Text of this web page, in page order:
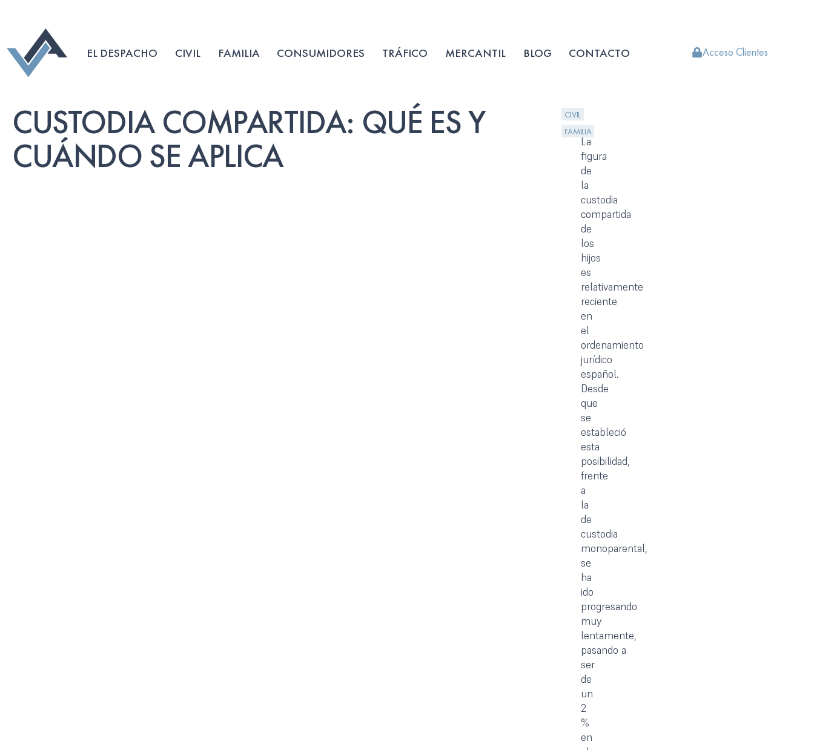
EL DESPACHO CIVIL FAMILIA CONSUMIDORES TRÁFICO MERCANTIL BLOG CONTACTO Acceso Clientes
CUSTODIA COMPARTIDA: QUÉ ES Y
CUÁNDO SE APLICA
CIVIL
FAMILIA
La
figura
de
la
custodia
compartida
de
los
hijos
es
relativamente
reciente
en
el
ordenamiento
jurídico
español.
Desde
que
se
estableció
esta
posibilidad,
frente
a
la
de
custodia
monoparental,
se
ha
ido
progresando
muy
lentamente,
pasando a
ser
de
un
2
%
en